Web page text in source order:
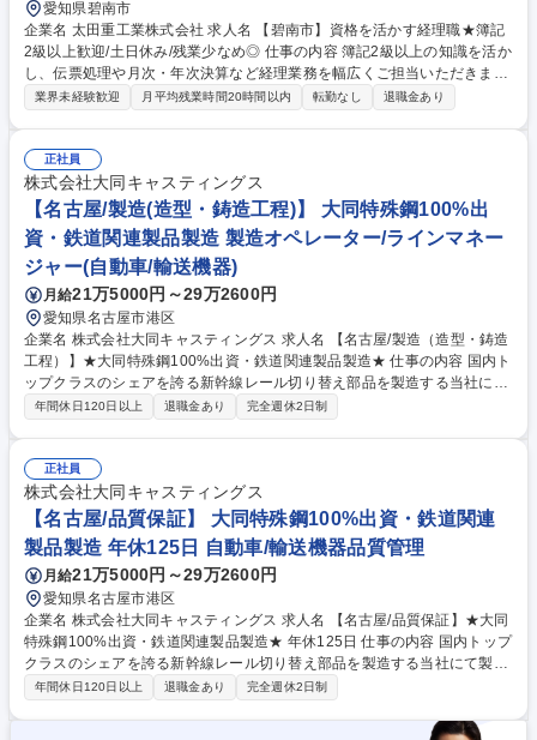
愛知県碧南市
企業名 太田重工業株式会社 求人名 【碧南市】資格を活かす経理職★簿記
2級以上歓迎/土日休み/残業少なめ◎ 仕事の内容 簿記2級以上の知識を活か
し、伝票処理や月次・年次決算など経理業務を幅広くご担当いただきま
す。 ◎豊田自動織機と直接取引あり◎ ・現金出納 ・伝票仕分けおよび会
範囲を調整します 募集職種 【碧南市】資格を活かす経理職★簿記2級以上
歓迎/土日休み/残業少なめ◎
業界未経験歓迎 月平均残業時間20時間以内 転勤なし 退職金あり
正社員
株式会社大同キャスティングス
【名古屋/製造(造型・鋳造工程)】 大同特殊鋼100%出
資・鉄道関連製品製造 製造オペレーター/ラインマネー
ジャー(自動車/輸送機器)
月給21万5000円～29万2600円
愛知県名古屋市港区
企業名 株式会社大同キャスティングス 求人名 【名古屋/製造（造型・鋳造
工程）】★大同特殊鋼100%出資・鉄道関連製品製造★ 仕事の内容 国内ト
ップクラスのシェアを誇る新幹線レール切り替え部品を製造する当社にて
製品の造型～鋳造工程を担当いただきます。※溶解～検査までの工程もご
込む【鋳造工程】をお任せ致します。 力強さと繊細さが求められる奥深い
作業です。 ★特徴★新幹線のレール切り替え部分に使用される重要部品を
製造。 精密に仕上げる職人技も将来的に身に着けられます！ 募集職種
【名古屋/製造（造型・鋳造工程）】★大同特殊鋼100%出資・鉄道関連製
品製造★
年間休日120日以上 退職金あり 完全週休2日制
正社員
株式会社大同キャスティングス
【名古屋/品質保証】 大同特殊鋼100%出資・鉄道関連
製品製造 年休125日 自動車/輸送機器品質管理
月給21万5000円～29万2600円
愛知県名古屋市港区
企業名 株式会社大同キャスティングス 求人名 【名古屋/品質保証】★大同
特殊鋼100%出資・鉄道関連製品製造★ 年休125日 仕事の内容 国内トップ
クラスのシェアを誇る新幹線レール切り替え部品を製造する当社にて製品
の品質保証業務をお任せします！ ＜業務内容詳細＞ ■製品の品質保証業務
題解決・再発防止） ■作業の最適化、標準化など各種改善による品質向上
年間休日120日以上 退職金あり 完全週休2日制